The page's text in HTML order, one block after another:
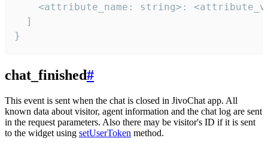
<attribute_name: string>:
  ]
}
chat_finished#
This event is sent when the chat is closed in JivoChat app. All
known data about visitor, agent information and the chat log are sent
in the request parameters. Also there may be visitor's ID if it is sent
to the widget using setUserToken method.